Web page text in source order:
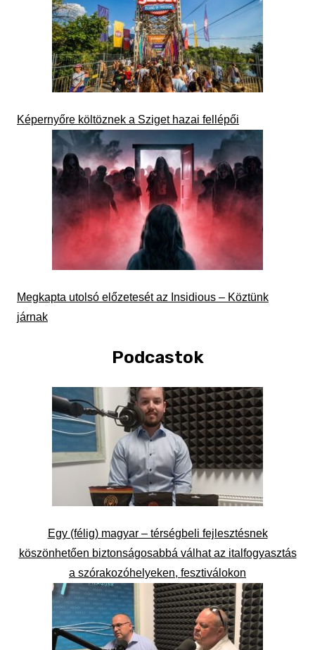
Képernyőre költöznek a Sziget hazai fellépői
Megkapta utolsó előzetesét az Insidious – Köztünk
járnak
Podcastok
Egy (félig) magyar – térségbeli fejlesztésnek
köszönhetően biztonságosabbá válhat az italfogyasztás
a szórakozóhelyeken, fesztiválokon